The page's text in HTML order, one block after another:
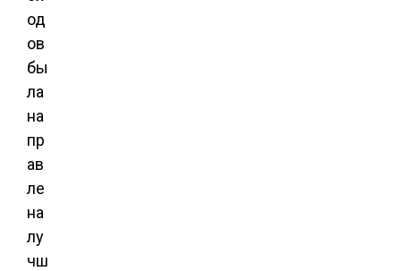
од
ов
бы
ла
на
пр
ав
ле
на
лу
чш